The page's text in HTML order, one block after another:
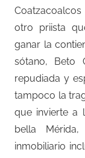
otro priista
ganar la
sótano, Beto
repudiada y
tampoco la
que invierte a
bella
inmobiliario